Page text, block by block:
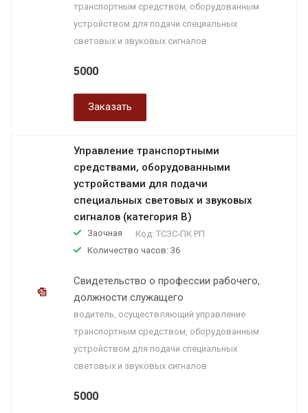
транспортным средством, оборудованным
устройством для подачи специальных
световых и звуковых сигналов
5000
Заказать
Управление транспортными
средствами, оборудованными
устройствами для подачи
специальных световых и звуковых
сигналов (категория B)
Заочная Код: ТСЗС-ПК РП
Количество часов: 36
Свидетельство о профессии рабочего,
должности служащего
водитель, осуществляющий управление
транспортным средством, оборудованным
устройством для подачи специальных
световых и звуковых сигналов
5000